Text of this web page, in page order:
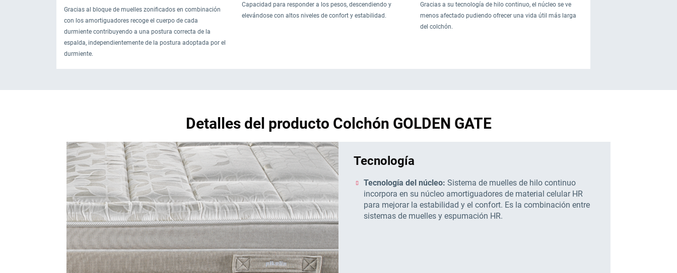
Gracias al bloque de muelles zonificados en combinación
con los amortiguadores recoge el cuerpo de cada
durmiente contribuyendo a una postura correcta de la
espalda, independientemente de la postura adoptada por el
durmiente.
Capacidad para responder a los pesos, descendiendo y
elevándose con altos niveles de confort y estabilidad.
Gracias a su tecnología de hilo continuo, el núcleo se ve
menos afectado pudiendo ofrecer una vida útil más larga
del colchón.
Detalles del producto Colchón GOLDEN GATE
Tecnología
Tecnología del núcleo: Sistema de muelles de hilo continuo
incorpora en su núcleo amortiguadores de material celular HR
para mejorar la estabilidad y el confort. Es la combinación entre
sistemas de muelles y espumación HR.